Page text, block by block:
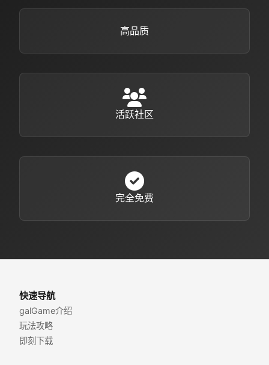
高品质
活跃社区
完全免费
快速导航
galGame介绍
玩法攻略
即刻下载